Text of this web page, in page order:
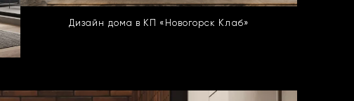
Дизайн дома в КП «Новогорск Клаб»